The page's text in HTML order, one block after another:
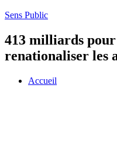
Sens Public
413 milliards
renationaliser les
Accueil